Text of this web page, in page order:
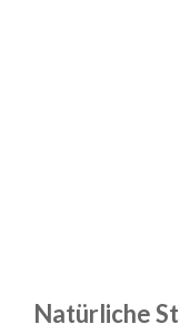
Natürliche